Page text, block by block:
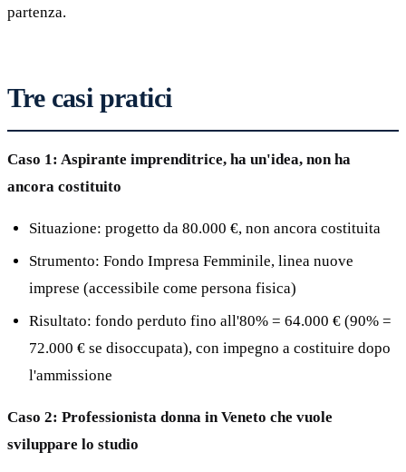
partenza.
Tre casi pratici
Caso 1: Aspirante imprenditrice, ha un'idea, non ha
ancora costituito
Situazione: progetto da 80.000 €, non ancora costituita
Strumento: Fondo Impresa Femminile, linea nuove
imprese (accessibile come persona fisica)
Risultato: fondo perduto fino all'80% = 64.000 € (90% =
72.000 € se disoccupata), con impegno a costituire dopo
l'ammissione
Caso 2: Professionista donna in Veneto che vuole
sviluppare lo studio